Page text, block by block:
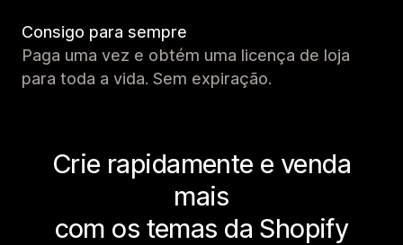
Consigo para sempre
Paga uma vez e obtém uma licença de loja
para toda a vida. Sem expiração.
Crie rapidamente e venda
mais
com os temas da Shopify